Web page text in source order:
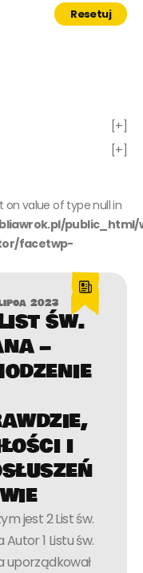
Resetuj
[+]
[+]
on value of type null in
public_html/
facetwp-
2023
św.
–
i
jest 2 List św.
Autor 1 Listu św.
uporządkował